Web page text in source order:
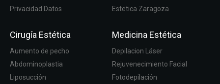
Privacidad Datos
Estetica Zaragoza
Cirugía Estética
Aumento de pecho
Abdominoplastia
Liposucción
Medicina Estética
Depilacion Láser
Rejuvenecimiento Facial
Fotodepilación